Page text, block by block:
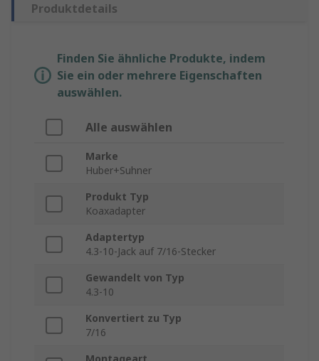
Produktdetails
Finden Sie ähnliche Produkte, indem
Sie ein oder mehrere Eigenschaften
auswählen.
Alle auswählen
Marke
Huber+Suhner
Produkt Typ
Koaxadapter
Adaptertyp
4.3-10-Jack auf 7/16-Stecker
Gewandelt von Typ
4.3-10
Konvertiert zu Typ
7/16